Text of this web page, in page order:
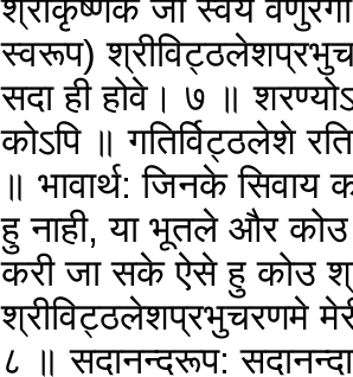
श्रीकृष्णके जो स्वयं
स्वरूप)
सदा ही होवे। ७ ॥
कोऽपि ॥ गतिर्विट्ठलेशे
॥ भावार्थ: जिनके सिवाय
हु नाही, या भूतले और कोउ
करी जा सके ऐसे हु कोउ
श्रीविट्ठलेशप्रभुचरणमे
८ ॥ सदानन्दरूप: